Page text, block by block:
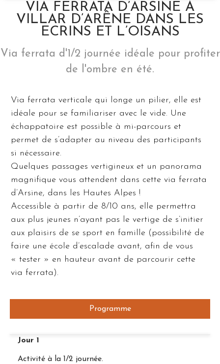
VIA FERRATA D’ARSINE À
VILLAR D’ARÊNE DANS LES
ECRINS ET L’OISANS
Via ferrata d'1/2 journée idéale pour profiter
de l'ombre en été.
Via ferrata verticale qui longe un pilier, elle est
idéale pour se familiariser avec le vide. Une
échappatoire est possible à mi-parcours et
permet de s’adapter au niveau des participants
si nécessaire.
Quelques passages vertigineux et un panorama
magnifique vous attendent dans cette via ferrata
d’Arsine, dans les Hautes Alpes !
Accessible à partir de 8/10 ans, elle permettra
aux plus jeunes n’ayant pas le vertige de s’initier
aux plaisirs de se sport en famille (possibilité de
faire une école d’escalade avant, afin de vous
« tester » en hauteur avant de parcourir cette
via ferrata).
Programme
Jour 1
Activité à la 1/2 journée.